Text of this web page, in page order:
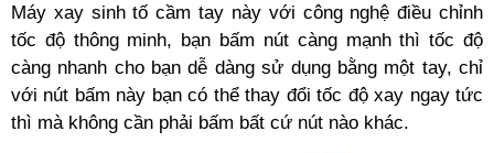
Máy xay sinh tố cầm tay này với công nghệ điều chỉnh
tốc độ thông minh, bạn bấm nút càng mạnh thì tốc độ
càng nhanh cho bạn dễ dàng sử dụng bằng một tay, chỉ
với nút bấm này bạn có thể thay đổi tốc độ xay ngay tức
thì mà không cần phải bấm bất cứ nút nào khác.